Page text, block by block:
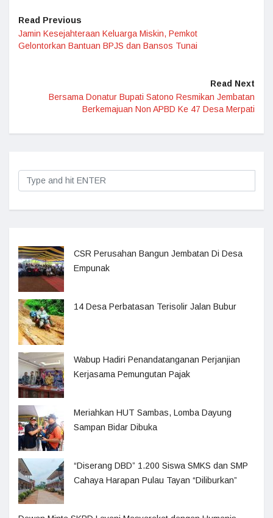
Read Previous
Jamin Kesejahteraan Keluarga Miskin, Pemkot
Gelontorkan Bantuan BPJS dan Bansos Tunai
Read Next
Bersama Donatur Bupati Satono Resmikan Jembatan
Berkemajuan Non APBD Ke 47 Desa Merpati
CSR Perusahan Bangun Jembatan Di Desa
Empunak
14 Desa Perbatasan Terisolir Jalan Bubur
Wabup Hadiri Penandatanganan Perjanjian
Kerjasama Pemungutan Pajak
Meriahkan HUT Sambas, Lomba Dayung
Sampan Bidar Dibuka
“Diserang DBD” 1.200 Siswa SMKS dan SMP
Cahaya Harapan Pulau Tayan “Diliburkan”